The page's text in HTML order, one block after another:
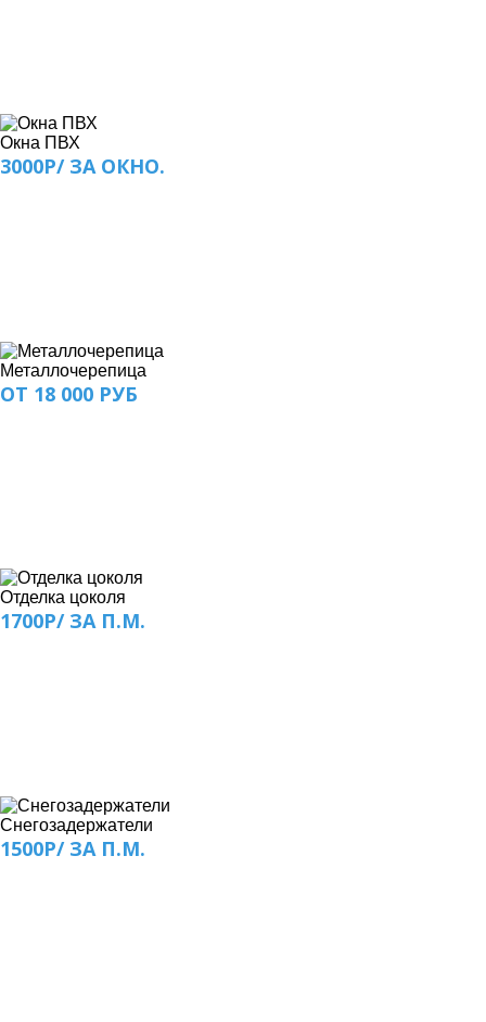
Окна ПВХ
3000Р/ ЗА ОКНО.
Металлочерепица
ОТ 18 000 РУБ
Отделка цоколя
1700Р/ ЗА П.М.
Снегозадержатели
1500Р/ ЗА П.М.